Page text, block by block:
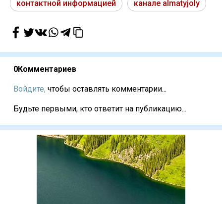
контактной информацией канале almatyjoly
0Комментариев
Войдите, чтобы оставлять комментарии...
Будьте первыми, кто ответит на публикацию...